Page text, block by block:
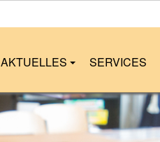
AKTUELLES SERVICES